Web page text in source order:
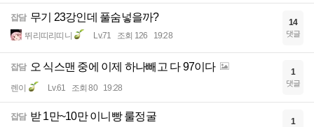
잡담 무기 23강인데 풀숨넣을까?
뛰리띠리띠니 Lv.71 조회 126 19:28
14
댓글
잡담 오 식스맨 중에 이제 하나빼고 다 97이다
렌이 Lv.61 조회 80 19:28
1
댓글
잡담 받 1만~10만 이니빵 룰정굴 1